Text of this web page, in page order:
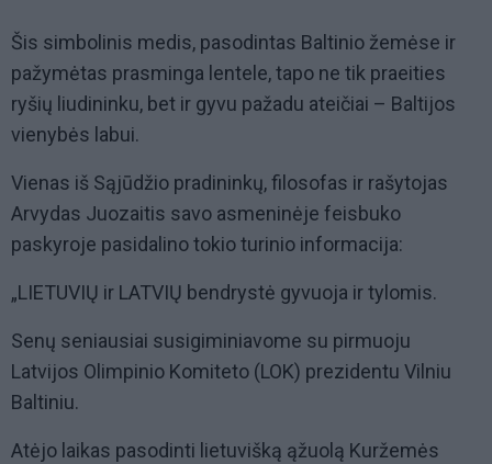
Šis simbolinis medis, pasodintas Baltinio žemėse ir
pažymėtas prasminga lentele, tapo ne tik praeities
ryšių liudininku, bet ir gyvu pažadu ateičiai – Baltijos
vienybės labui.
Vienas iš Sąjūdžio pradininkų, filosofas ir rašytojas
Arvydas Juozaitis savo asmeninėje feisbuko
paskyroje pasidalino tokio turinio informacija:
„LIETUVIŲ ir LATVIŲ bendrystė gyvuoja ir tylomis.
Senų seniausiai susigiminiavome su pirmuoju
Latvijos Olimpinio Komiteto (LOK) prezidentu Vilniu
Baltiniu.
Atėjo laikas pasodinti lietuvišką ąžuolą Kuržemės